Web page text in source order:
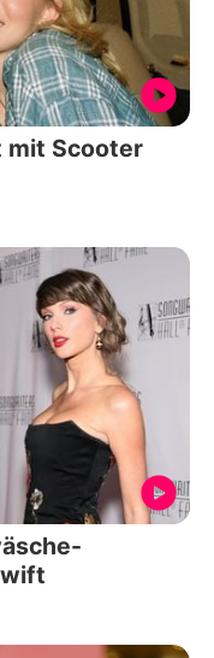
mit Scooter